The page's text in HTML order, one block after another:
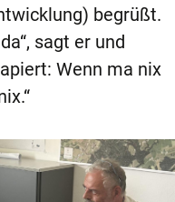
begrüßt.
sagt er und
Wenn ma nix